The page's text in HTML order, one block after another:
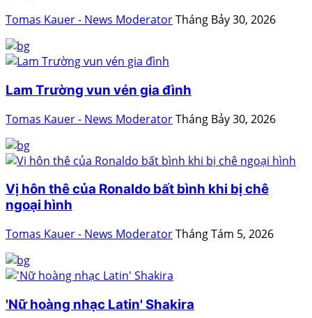
Tomas Kauer - News ModeratorTháng Bảy 30, 2026
Lam Trường vun vén gia đình
Tomas Kauer - News ModeratorTháng Bảy 30, 2026
Vị hôn thê của Ronaldo bất bình khi bị chê
ngoại hình
Tomas Kauer - News ModeratorTháng Tám 5, 2026
'Nữ hoàng nhạc Latin' Shakira